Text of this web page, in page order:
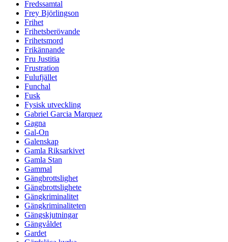
Fredssamtal
Frey Björlingson
Frihet
Frihetsberövande
Frihetsmord
Frikännande
Fru Justitia
Frustration
Fulufjället
Funchal
Fusk
Fysisk utveckling
Gabriel Garcia Marquez
Gagna
Gal-On
Galenskap
Gamla Riksarkivet
Gamla Stan
Gammal
Gängbrottslighet
Gängbrottslighete
Gängkriminalitet
Gängkriminaliteten
Gängskjutningar
Gängvåldet
Gardet